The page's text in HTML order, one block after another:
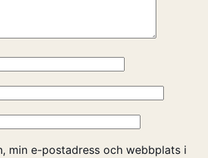
min e-postadress och webbplats i